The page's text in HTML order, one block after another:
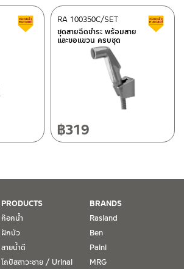
น ม.8 ต.สันปูเลย อ.ดอยสะเก็ด เชียงใหม่
า 8:30-17:30 น.
น.
ยุดนักขัตฤกษ์
นค้าได้ หากไม่มีเอกสารดังกล่าว
จะรับประกันฉพาะสินค้าที่อยู่ในสภาพการใช้งาน
ร้าว ตกพื้น หรือสภาพภายนอกอยู่ในสภาพที่ใช้
ว่าไม่อยู่ในเงื่อนไขการรับประกัน
Us คลิกที่นี่
สินค้าลดราคา เคลียร์สต็อก
ชุดสายฉีดชำระ พร้อมสาย
และขอแขวน ครบชุด
RA 100350C/SET
฿319
PRODUCTS
ก๊อกน้ำ
ฝักบัว
สายน้ำดี
โถปัสสาวะชาย / Urinal
BRANDS
Rasland
Ben
Paini
MRG